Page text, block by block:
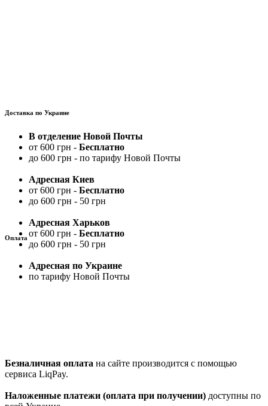
Доставка по Украине
В отделение Новой Почты
от 600 грн - Бесплатно
до 600 грн - по тарифу Новой Почты
Адресная Киев
от 600 грн - Бесплатно
до 600 грн - 50 грн
Адресная Харьков
от 600 грн - Бесплатно
до 600 грн - 50 грн
Адресная по Украине
по тарифу Новой Почты
Оплата
Безналичная оплата на сайте производится с помощью
сервиса LiqPay.
Наложенные платежи (оплата при получении) доступны по